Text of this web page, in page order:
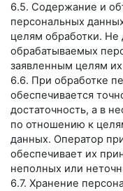
6.5. Содержание и
персональных
целям обработки. Не
обрабатываемых
заявленным целям
6.6. При обработке
обеспечивается
достаточность, а в
по отношению к
данных. Оператор
обеспечивает их
неполных или
6.7. Хранение